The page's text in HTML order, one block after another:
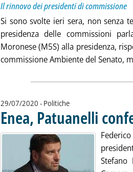
Il rinnovo dei presidenti di commissione
Si sono svolte ieri sera, non senza
presidenza delle commissioni
Moronese (M5S) alla presidenza,
commissione Ambiente del Senato,
29/07/2020 - Politiche
Enea, Patuanelli